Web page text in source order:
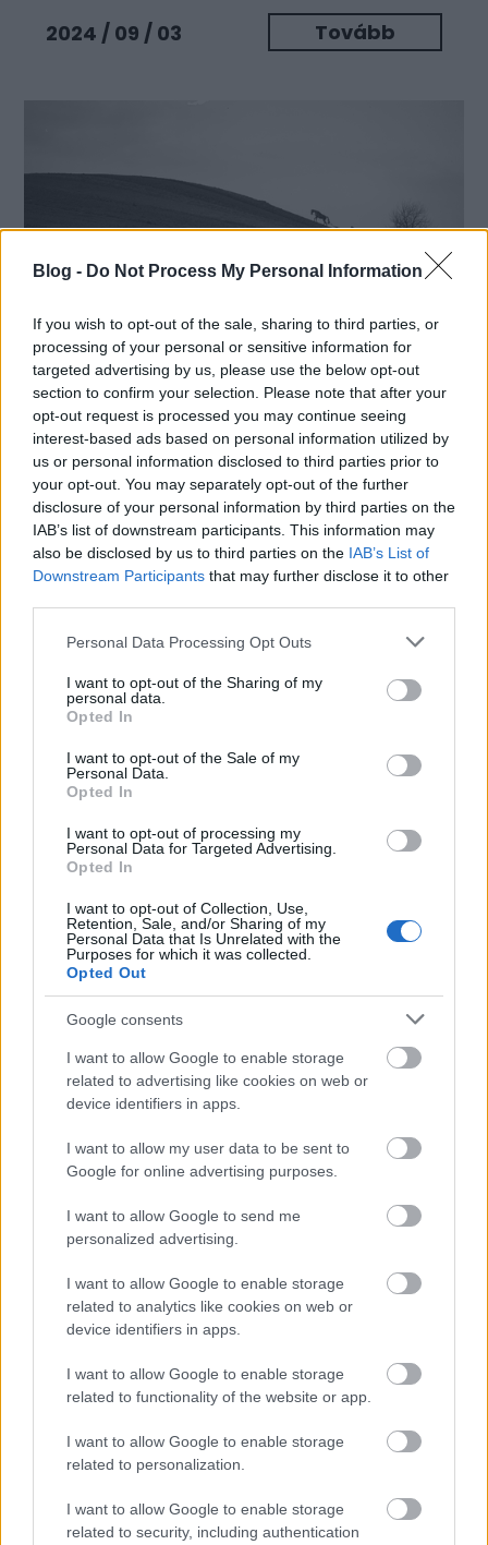
Blog - Do Not Process My Personal Information
If you wish to opt-out of the sale, sharing to third parties, or
processing of your personal or sensitive information for
targeted advertising by us, please use the below opt-out
section to confirm your selection. Please note that after your
opt-out request is processed you may continue seeing
interest-based ads based on personal information utilized by
us or personal information disclosed to third parties prior to
your opt-out. You may separately opt-out of the further
disclosure of your personal information by third parties on the
IAB’s list of downstream participants. This information may
also be disclosed by us to third parties on the IAB’s List of
Downstream Participants that may further disclose it to other
Please note that this website/app uses one or more Google
not limited to your visit or usage behaviour. You may click to
grant or deny consent to Google and its third-party tags to
use your data for below specified purposes in below Google
consent section.
Personal Data Processing Opt Outs
I want to opt-out of the Sharing of my
personal data.
Opted In
I want to opt-out of the Sale of my
Personal Data.
Opted In
I want to opt-out of processing my
Personal Data for Targeted Advertising.
Opted In
I want to opt-out of Collection, Use,
Retention, Sale, and/or Sharing of my
Personal Data that Is Unrelated with the
Purposes for which it was collected.
Opted Out
Google consents
I want to allow Google to enable storage
related to advertising like cookies on web or
device identifiers in apps.
I want to allow my user data to be sent to
Google for online advertising purposes.
I want to allow Google to send me
personalized advertising.
I want to allow Google to enable storage
related to analytics like cookies on web or
device identifiers in apps.
I want to allow Google to enable storage
related to functionality of the website or app.
I want to allow Google to enable storage
related to personalization.
I want to allow Google to enable storage
related to security, including authentication
2024 / 09 / 03 Tovább
10 fotósorozat a Magyar
Fotográfia Napján
184 éve, hogy 1840. augusztus 29-én ismertették a
dagerrotípia készítésének módját hazánkban. Ekkor
tartotta a Magyar Tudós Társaság tizenegyedik
nagygyűlését Budapesten, ahol a 31 éves Vállas...
2024 / 08 / 29 Tovább
A camera obscurától az AI
által generált képekig – 185
éves a fotográfia
Arago, fizikus és csillagász, valamint francia
képviselő nagy érdeklődést mutatott miután
Daguerre bemutatta neki találmányát, ő pedig
1839. január 7-én bejelentette azt a Francia...
2024 / 08 / 19 Tovább
Előző oldal Következő oldal
Aktuális kiállításaink